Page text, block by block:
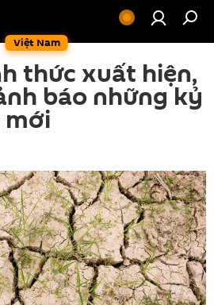
Việt Nam
thức xuất hiện,
báo những kỷ